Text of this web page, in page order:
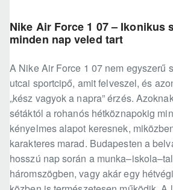
Nike Air Force 1 07 – Ikonikus
minden nap veled tart
A Nike Air Force 1 07 nem egyszerű
utcai sportcipő, amit felveszel, és
„kész vagyok a napra” érzés.
sétáktól a rohanós hétköznapokig
kényelmes alapot keresnek,
karakteres marad. Budapesten a
hosszú nap során a
háromszögben, vagy akár egy